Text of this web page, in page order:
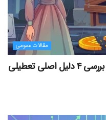
مقالات عمومی
پایان تلخ پروژه‌های میلیون دلاری؛ بررسی ۴ دلیل اصلی تعطیلی